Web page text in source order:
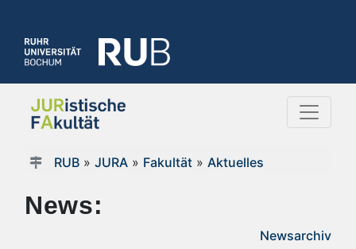
RUB» JURA» Fakultät» Aktuelles
News:
Newsarchiv